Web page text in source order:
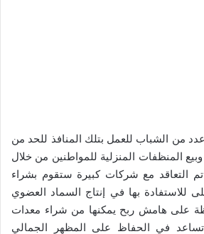
من الشباب للعمل بتلك المنافذ للحد من
وبيع المنظفات المنزلية للمواطنين من خلال
تم التعاقد مع شركات كبيرة ستقوم بشراء
للاستفادة بها في إنتاج السماد العضوي
على هامش ربح يمكنها من شراء معدات
تساعد في الحفاظ على المظهر الجمالي